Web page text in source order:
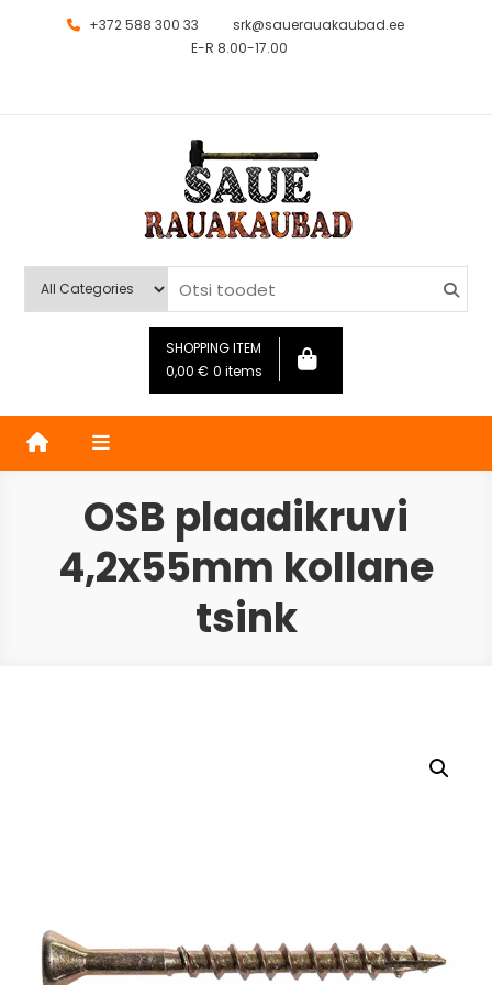
+372 588 300 33
srk@sauerauakaubad.ee
E-R 8.00-17.00
Saue Rauakaubad
SHOPPING ITEM
0,00 € 0 items
OSB plaadikruvi
4,2x55mm kollane
tsink